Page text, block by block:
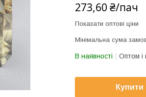
273,60 ₴/пач
Показати оптові ціни
Мінімальна сума
В наявності Оптом і
Купити